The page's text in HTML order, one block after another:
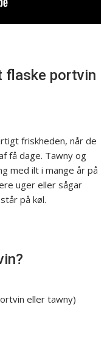
flaske portvin
friskheden, når de
få dage. Tawny og
med ilt i mange år på
uger eller sågar
på køl.
eller tawny)